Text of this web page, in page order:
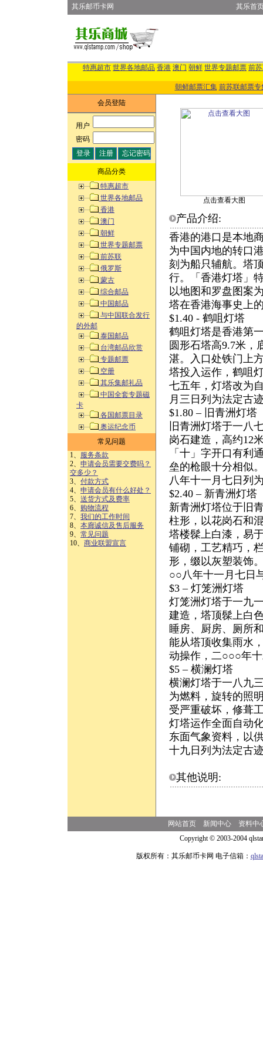
其乐邮币卡网 其乐首
特惠超市 世界各地邮品 香港 澳门 朝鲜 世界专题邮票 前
朝鲜邮票汇集 前苏联邮票专
会员登陆
用户:
密码:
商品分类
特惠超市
世界各地邮品
香港
澳门
朝鲜
世界专题邮票
前苏联
俄罗斯
蒙古
综合邮品
中国邮品
与中国联合发行
的外邮
泰国邮品
台湾邮品欣赏
专题邮票
空册
其乐集邮礼品
中国全套专题磁
卡
各国邮票目录
奥运纪念币
常见问题
1、 服务条款
2、 申请会员需要交费吗？
交多少？
3、 付款方式
4、 申请会员有什么好处？
5、 送货方式及费率
6、 购物流程
7、 我们的工作时间
8、 本廊诚信及售后服务
9、 常见问题
10、 商业联盟宣言
点击查看大图
产品介绍:
香港的港口是本地
为中国内地的转口
刻为船只辅航。塔
行。「香港灯塔」
以地图和罗盘图案
塔在香港海事史上
$1.40 - 鹤咀灯塔
鹤咀灯塔是香港第
圆形石塔高9.7米
湛。入口处铁门上
塔投入运作，鹤咀
七五年，灯塔改为
月三日列为法定古
$1.80 – 旧青洲灯塔
旧青洲灯塔于一八
岗石建造，高约12
「十」字开口有利
垒的枪眼十分相似
八年十一月七日列
$2.40 – 新青洲灯塔
新青洲灯塔位于旧
柱形，以花岗石和
塔楼髹上白漆，易
铺砌，工艺精巧，
形，缀以灰塑装饰
○○八年十一月七日
$3 – 灯笼洲灯塔
灯笼洲灯塔于一九
建造，塔顶髹上白
睡房、厨房、厕所
能从塔顶收集雨水
动操作，二○○○年
$5 – 横澜灯塔
横澜灯塔于一八九
为燃料，旋转的照
受严重破坏，修葺
灯塔运作全面自动
东面气象资料，以
十九日列为法定古
其他说明:
网站首页 新闻中心
资料中
Copyright © 2003-2004
版权所有：其乐邮币卡网 电子信箱：